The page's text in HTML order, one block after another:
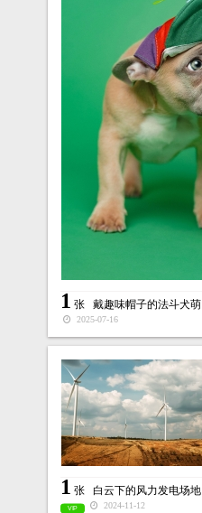
1 张 戴趣味帽子的法斗犬
2025-07-16
1 张 白云下的风力发电场地
VIP 2024-11-12